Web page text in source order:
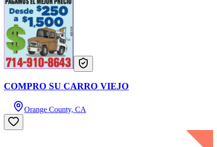
COMPRO SU CARRO VIEJO
Orange County, CA